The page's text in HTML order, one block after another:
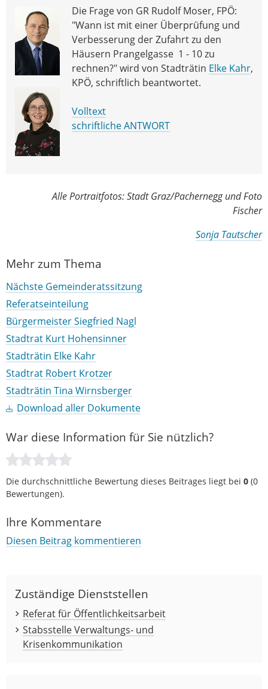
Die Frage von GR Rudolf Moser, FPÖ:
"Wann ist mit einer Überprüfung und
Verbesserung der Zufahrt zu den
Häusern Prangelgasse 1 - 10 zu
rechnen?" wird von Stadträtin Elke Kahr,
KPÖ, schriftlich beantwortet.
Volltext
schriftliche ANTWORT
Alle Portraitfotos: Stadt Graz/Pachernegg und Foto
Fischer
Sonja Tautscher
Mehr zum Thema
Nächste Gemeinderatssitzung
Referatseinteilung
Bürgermeister Siegfried Nagl
Stadtrat Kurt Hohensinner
Stadträtin Elke Kahr
Stadtrat Robert Krotzer
Stadträtin Tina Wirnsberger
Download aller Dokumente
War diese Information für Sie nützlich?
Die durchschnittliche Bewertung dieses Beitrages liegt bei 0 (0
Bewertungen).
Ihre Kommentare
Diesen Beitrag kommentieren
Zuständige Dienststellen
Referat für Öffentlichkeitsarbeit
Stabsstelle Verwaltungs- und
Krisenkommunikation